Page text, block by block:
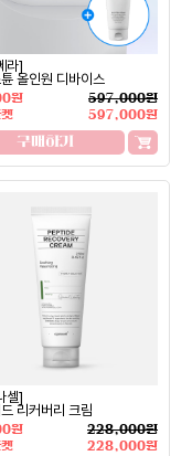
라]
올인원 디바이스
원
597,000원
597,000원
구매하기
셀]
리커버리 크림
원
228,000원
228,000원